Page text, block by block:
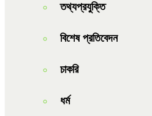
তথ্যপ্রযুক্তি
বিশেষ প্রতিবেদন
চাকরি
ধর্ম